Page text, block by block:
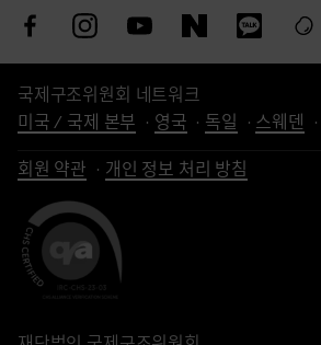
국제구조위원회 네트워크
미국 / 국제 본부
영국 독일 스웨덴
회원 약관 개인 정보 처리 방침